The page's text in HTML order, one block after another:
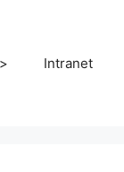
> Intranet